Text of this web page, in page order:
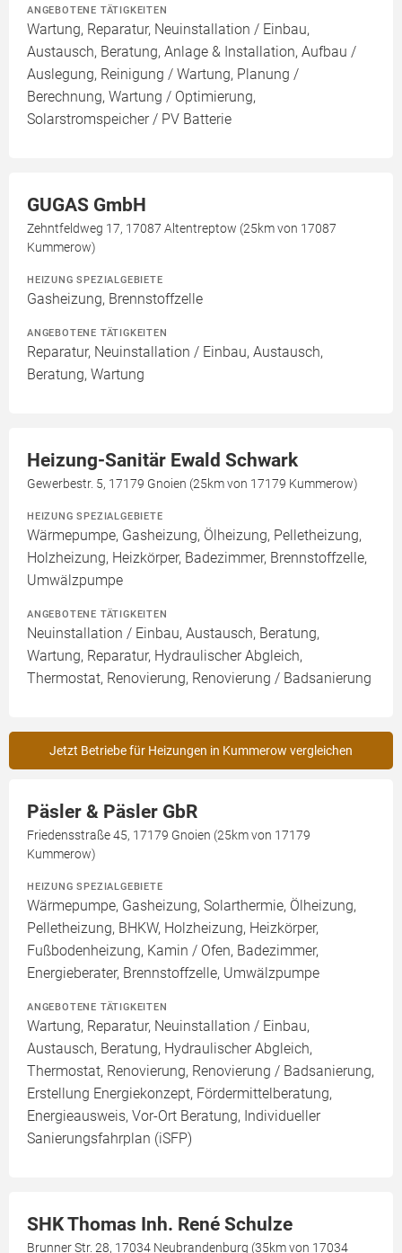
ANGEBOTENE TÄTIGKEITEN
Wartung, Reparatur, Neuinstallation / Einbau,
Austausch, Beratung, Anlage & Installation, Aufbau /
Auslegung, Reinigung / Wartung, Planung /
Berechnung, Wartung / Optimierung,
Solarstromspeicher / PV Batterie
GUGAS GmbH
Zehntfeldweg 17, 17087 Altentreptow (25km von 17087
Kummerow)
HEIZUNG SPEZIALGEBIETE
Gasheizung, Brennstoffzelle
ANGEBOTENE TÄTIGKEITEN
Reparatur, Neuinstallation / Einbau, Austausch,
Beratung, Wartung
Heizung-Sanitär Ewald Schwark
Gewerbestr. 5, 17179 Gnoien (25km von 17179 Kummerow)
HEIZUNG SPEZIALGEBIETE
Wärmepumpe, Gasheizung, Ölheizung, Pelletheizung,
Holzheizung, Heizkörper, Badezimmer, Brennstoffzelle,
Umwälzpumpe
ANGEBOTENE TÄTIGKEITEN
Neuinstallation / Einbau, Austausch, Beratung,
Wartung, Reparatur, Hydraulischer Abgleich,
Thermostat, Renovierung, Renovierung / Badsanierung
Jetzt Betriebe für Heizungen in Kummerow vergleichen
Päsler & Päsler GbR
Friedensstraße 45, 17179 Gnoien (25km von 17179
Kummerow)
HEIZUNG SPEZIALGEBIETE
Wärmepumpe, Gasheizung, Solarthermie, Ölheizung,
Pelletheizung, BHKW, Holzheizung, Heizkörper,
Fußbodenheizung, Kamin / Ofen, Badezimmer,
Energieberater, Brennstoffzelle, Umwälzpumpe
ANGEBOTENE TÄTIGKEITEN
Wartung, Reparatur, Neuinstallation / Einbau,
Austausch, Beratung, Hydraulischer Abgleich,
Thermostat, Renovierung, Renovierung / Badsanierung,
Erstellung Energiekonzept, Fördermittelberatung,
Energieausweis, Vor-Ort Beratung, Individueller
Sanierungsfahrplan (iSFP)
SHK Thomas Inh. René Schulze
Brunner Str. 28, 17034 Neubrandenburg (35km von 17034